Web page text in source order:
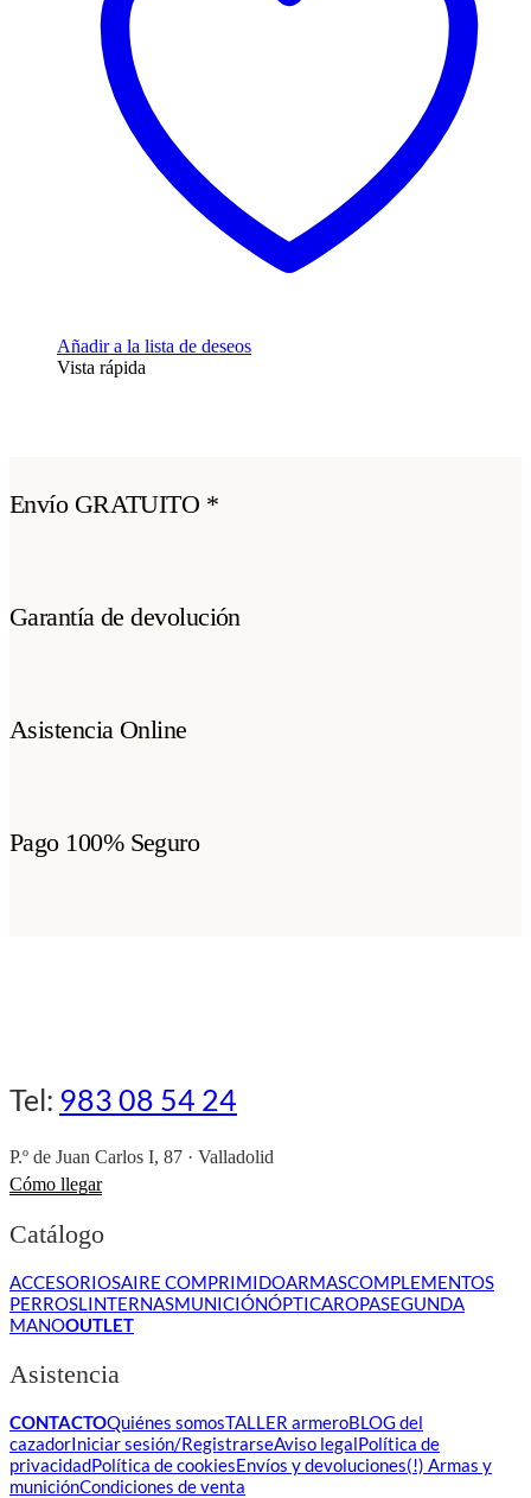
Añadir a la lista de deseos
Vista rápida
Envío GRATUITO *
Garantía de devolución
Asistencia Online
Pago 100% Seguro
Tel: 983 08 54 24
P.º de Juan Carlos I, 87 · Valladolid
Cómo llegar
Catálogo
ACCESORIOSAIRE COMPRIMIDOARMASCOMPLEMENTOS
PERROSLINTERNASMUNICIÓNÓPTICAROPASEGUNDA
MANOOUTLET
Asistencia
CONTACTOQuiénes somosTALLER armeroBLOG del
cazadorIniciar sesión/RegistrarseAviso legalPolítica de
privacidadPolítica de cookiesEnvíos y devoluciones(!) Armas y
municiónCondiciones de venta